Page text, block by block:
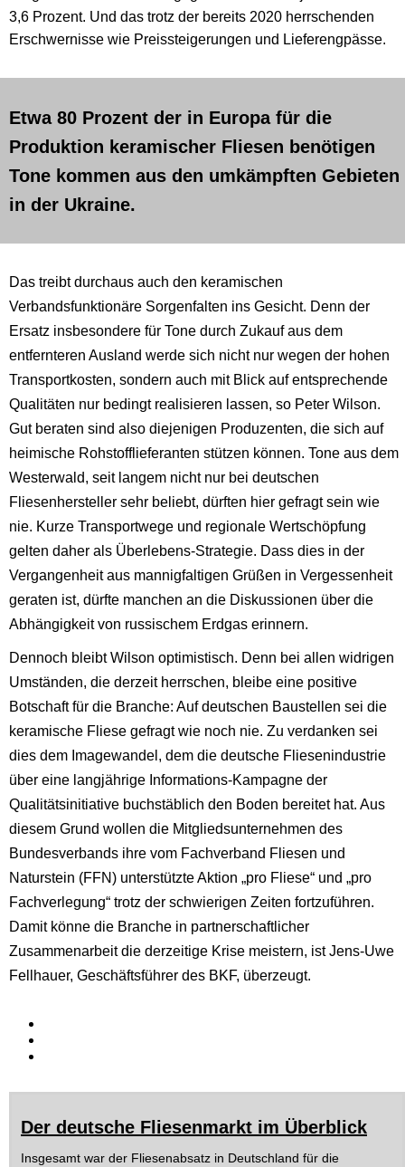
3,6 Prozent. Und das trotz der bereits 2020 herrschenden
Erschwernisse wie Preissteigerungen und Lieferengpässe.
Etwa 80 Prozent der in Europa für die
Produktion keramischer Fliesen benötigen
Tone kommen aus den umkämpften Gebieten
in der Ukraine.
Das treibt durchaus auch den keramischen
Verbandsfunktionäre Sorgenfalten ins Gesicht. Denn der
Ersatz insbesondere für Tone durch Zukauf aus dem
entfernteren Ausland werde sich nicht nur wegen der hohen
Transportkosten, sondern auch mit Blick auf entsprechende
Qualitäten nur bedingt realisieren lassen, so Peter Wilson.
Gut beraten sind also diejenigen Produzenten, die sich auf
heimische Rohstofflieferanten stützen können. Tone aus dem
Westerwald, seit langem nicht nur bei deutschen
Fliesenhersteller sehr beliebt, dürften hier gefragt sein wie
nie. Kurze Transportwege und regionale Wertschöpfung
gelten daher als Überlebens-Strategie. Dass dies in der
Vergangenheit aus mannigfaltigen Grüßen in Vergessenheit
geraten ist, dürfte manchen an die Diskussionen über die
Abhängigkeit von russischem Erdgas erinnern.
Dennoch bleibt Wilson optimistisch. Denn bei allen widrigen
Umständen, die derzeit herrschen, bleibe eine positive
Botschaft für die Branche: Auf deutschen Baustellen sei die
keramische Fliese gefragt wie noch nie. Zu verdanken sei
dies dem Imagewandel, dem die deutsche Fliesenindustrie
über eine langjährige Informations-Kampagne der
Qualitätsinitiative buchstäblich den Boden bereitet hat. Aus
diesem Grund wollen die Mitgliedsunternehmen des
Bundesverbands ihre vom Fachverband Fliesen und
Naturstein (FFN) unterstützte Aktion „pro Fliese“ und „pro
Fachverlegung“ trotz der schwierigen Zeiten fortzuführen.
Damit könne die Branche in partnerschaftlicher
Zusammenarbeit die derzeitige Krise meistern, ist Jens-Uwe
Fellhauer, Geschäftsführer des BKF, überzeugt.
Der deutsche Fliesenmarkt im Überblick
Insgesamt war der Fliesenabsatz in Deutschland für die